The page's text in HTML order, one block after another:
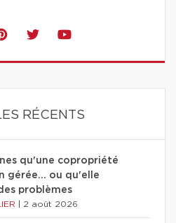
RÉCENTS
qu'une copropriété
gérée… ou qu'elle
problèmes
2 août 2026